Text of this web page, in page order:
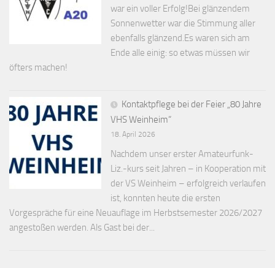
war ein voller Erfolg!Bei glänzendem
Sonnenwetter war die Stimmung aller
ebenfalls glänzend.Es waren sich am
Ende alle einig: so etwas müssen wir
öfters machen!
Kontaktpflege bei der Feier „80 Jahre
VHS Weinheim“
18. April 2026
Nachdem unser erster Amateurfunk-
Liz.-kurs seit Jahren – in Kooperation mit
der VS Weinheim – erfolgreich verlaufen
ist, konnten heute die ersten
Vorgespräche für eine Neuauflage im Herbstsemester 2026/2027
angestoßen werden. Als Gast bei der...